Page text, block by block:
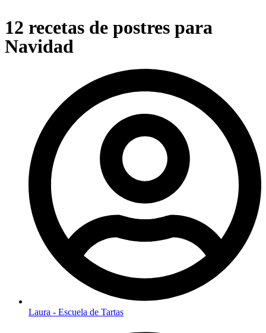
12 recetas de postres para
Navidad
Laura - Escuela de Tartas